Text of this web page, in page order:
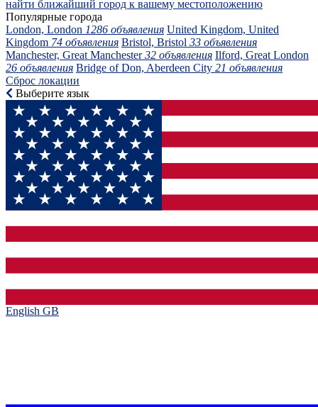
найти ближайший город к вашему местоположению
Популярные города
London, London 1286 объявления United Kingdom, United
Kingdom 74 объявления Bristol, Bristol 33 объявления
Manchester, Great Manchester32 объявления Ilford, Great London
26 объявления Bridge of Don, Aberdeen City 21 объявления
Сброс локации
Выберите язык
English GB‎